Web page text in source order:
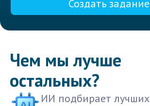
Создать задание
Чем мы лучше
остальных?
ИИ подбирает лучших